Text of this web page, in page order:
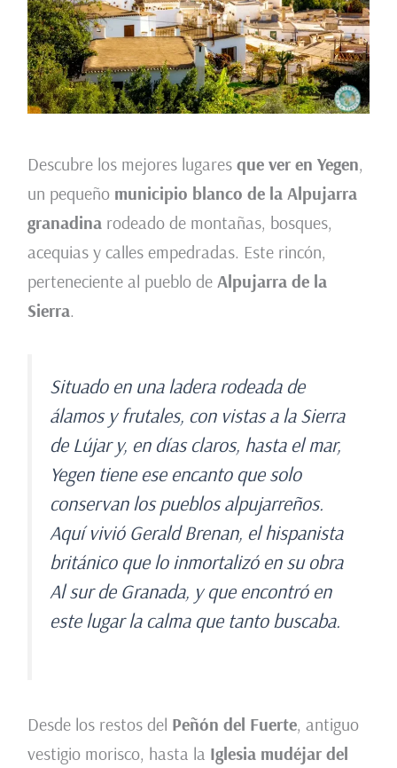
Descubre los mejores lugares que ver en Yegen,
un pequeño municipio blanco de la Alpujarra
granadinarodeado de montañas, bosques,
acequias y calles empedradas. Este rincón,
perteneciente al pueblo de Alpujarra de la
Sierra.
Situado en una ladera rodeada de
álamos y frutales, con vistas a la Sierra
de Lújar y, en días claros, hasta el mar,
Yegen tiene ese encanto que solo
conservan los pueblos alpujarreños.
Aquí vivió Gerald Brenan, el hispanista
británico que lo inmortalizó en su obra
Al sur de Granada, y que encontró en
este lugar la calma que tanto buscaba.
Desde los restos del Peñón del Fuerte, antiguo
vestigio morisco, hasta la Iglesia mudéjar del